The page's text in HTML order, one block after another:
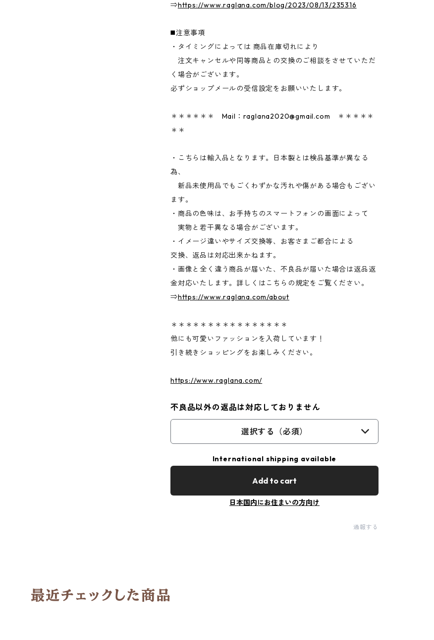
⇒https://www.raglana.com/blog/2023/08/13/235316
◼️注意事項
・タイミングによっては 商品在庫切れにより
注文キャンセルや同等商品との交換のご相談をさせていただ
く場合がございます。
必ずショップメールの受信設定をお願いいたします。
＊＊＊＊＊＊ Mail： raglana2020@gmail.com ＊＊＊＊＊
＊＊
・こちらは輸入品となります。日本製とは検品基準が異なる
為、
新品未使用品でもごくわずかな汚れや傷がある場合もござい
ます。
・商品の色味は、お手持ちのスマートフォンの画面によって
実物と若干異なる場合がございます。
・イメージ違いやサイズ交換等、お客さまご都合による
交換、返品は対応出来かねます。
・画像と全く違う商品が届いた、不良品が届いた場合は返品返
金対応いたします。詳しくはこちらの規定をご覧ください。
⇒https://www.raglana.com/about
＊＊＊＊＊＊＊＊＊＊＊＊＊＊＊＊
他にも可愛いファッションを入荷しています！
引き続きショッピングをお楽しみください。
https://www.raglana.com/
不良品以外の返品は対応しておりません
選択する（必須）
International shipping available
Add to cart
日本国内にお住まいの方向け
通報する
最近チェックした商品